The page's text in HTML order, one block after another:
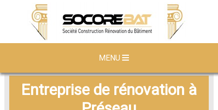
MENU
Entreprise de rénovation à